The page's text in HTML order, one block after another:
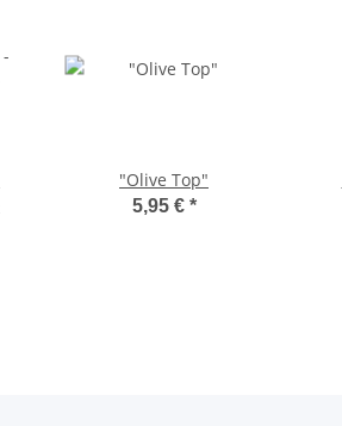
"Olive Top"
5,95 € *